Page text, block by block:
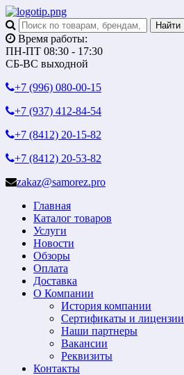
Время работы:
ПН-ПТ 08:30 - 17:30
СБ-ВС выходной
+7 (996) 080-00-15
+7 (937) 412-84-54
+7 (8412) 20-15-82
+7 (8412) 20-53-82
zakaz@samorez.pro
Главная
Каталог товаров
Услуги
Новости
Обзоры
Оплата
Доставка
О Компании
История компании
Сертификаты и лицензии
Наши партнеры
Вакансии
Реквизиты
Контакты